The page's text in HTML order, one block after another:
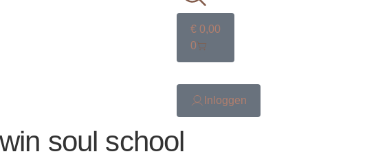
€ 0,00
0
Inloggen
soul school